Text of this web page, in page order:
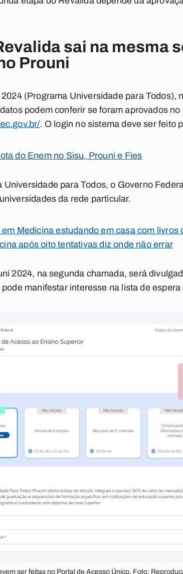
sai na mesma
Prouni
(Programa Universidade para Todos),
podem conferir se foram aprovados
. O login no sistema deve ser feito
do Enem no Sisu, Prouni e Fies
Universidade para Todos, o Governo
da rede particular.
Medicina estudando em casa com livros
após oito tentativas diz onde não errar
2024, na segunda chamada, será
manifestar interesse na lista de espera
ser feitas no Portal de Acesso Único. Foto: